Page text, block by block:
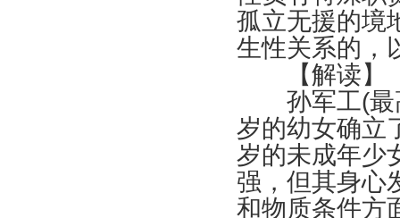
孤立无援的境
生性关系的，
【解读】
孙军工(最
岁的幼女确立
岁的未成年少
强，但其身心
和物质条件方